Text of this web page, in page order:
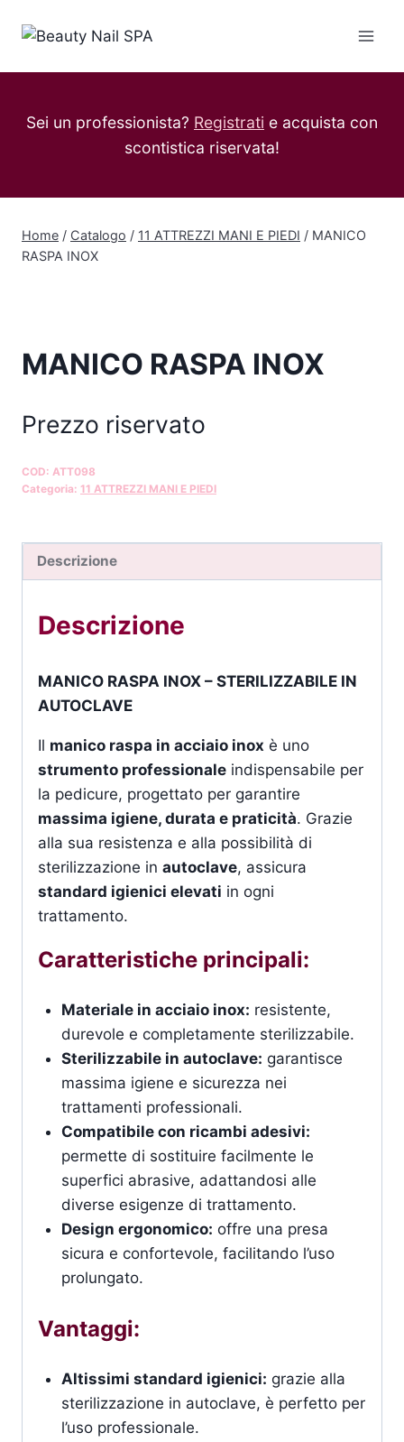
Sei un professionista? Registrati e acquista con
scontistica riservata!
Home / Catalogo / 11 ATTREZZI MANI E PIEDI / MANICO
RASPA INOX
MANICO RASPA INOX
Prezzo riservato
COD: ATT098
Categoria: 11 ATTREZZI MANI E PIEDI
Descrizione
Descrizione
MANICO RASPA INOX – STERILIZZABILE IN
AUTOCLAVE
Il manico raspa in acciaio inox è uno
strumento professionale indispensabile per
la pedicure, progettato per garantire
massima igiene, durata e praticità. Grazie
alla sua resistenza e alla possibilità di
sterilizzazione in autoclave, assicura
standard igienici elevati in ogni
trattamento.
Caratteristiche principali:
Materiale in acciaio inox: resistente,
durevole e completamente sterilizzabile.
Sterilizzabile in autoclave: garantisce
massima igiene e sicurezza nei
trattamenti professionali.
Compatibile con ricambi adesivi:
permette di sostituire facilmente le
superfici abrasive, adattandosi alle
diverse esigenze di trattamento.
Design ergonomico: offre una presa
sicura e confortevole, facilitando l’uso
prolungato.
Vantaggi:
Altissimi standard igienici: grazie alla
sterilizzazione in autoclave, è perfetto per
l’uso professionale.